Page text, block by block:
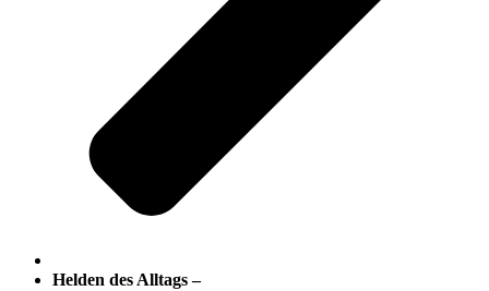
Helden des Alltags –